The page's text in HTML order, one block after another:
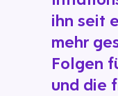
ihn seit
mehr
Folgen
und die